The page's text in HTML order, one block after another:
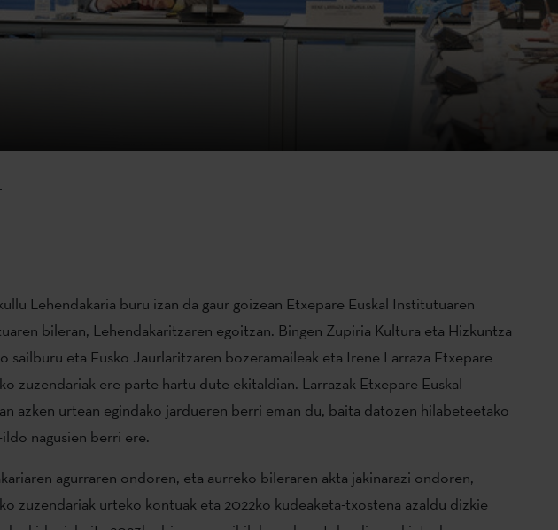
Lehendakaria buru izan da gaur goizean Etxepare Euskal Institutuaren
bileran, Lehendakaritzaren egoitzan. Bingen Zupiria Kultura eta Hizkuntza
sailburu eta Eusko Jaurlaritzaren bozeramaileak eta Irene Larraza Etxepare
zuzendariak ere parte hartu dute ekitaldian. Larrazak Etxepare Euskal
azken urtean egindako jardueren berri eman du, baita datozen hilabeteetako
nagusien berri ere.
agurraren ondoren, eta aurreko bileraren akta jakinarazi ondoren,
zuzendariak urteko kontuak eta 2022ko kudeaketa-txostena azaldu dizkie